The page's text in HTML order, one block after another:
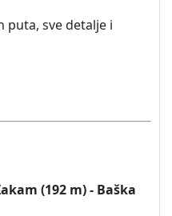
puta, sve detalje i
(192 m) - Baška